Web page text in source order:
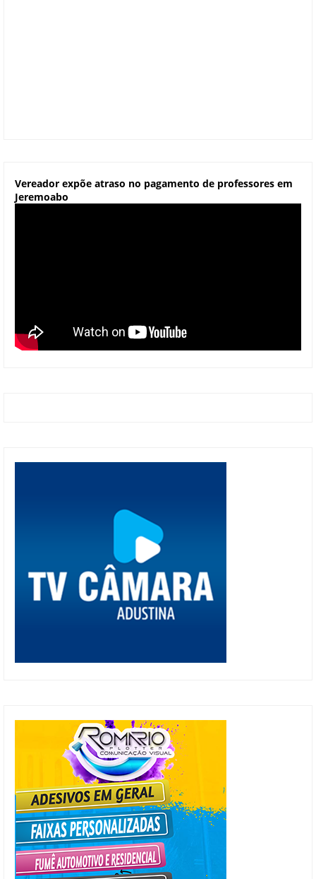
Vereador expõe atraso no pagamento de professores em
Jeremoabo